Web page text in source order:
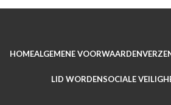
HOMEALGEMENE VOORWAARDEN
LID WORDENSOCIALE